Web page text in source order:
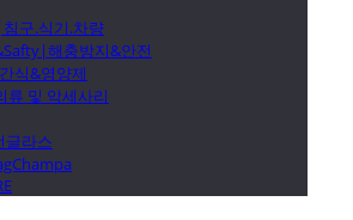
구.식기.차량
해충방지&안전
식&영양제
및 악세사리
글라스